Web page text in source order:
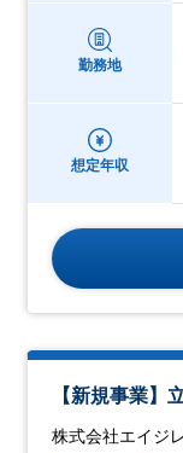
勤務地
想定年収
【新規事業】
株式会社エイジ